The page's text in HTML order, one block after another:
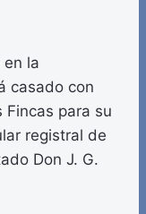
en la
casado con
Fincas para su
registral de
Don J. G.